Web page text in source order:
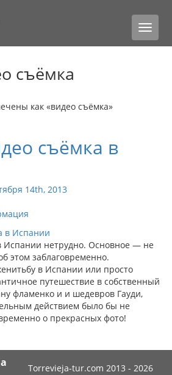
Toggle
съёмка
как «видео съёмка»
съёмка в
14th, 2013
Испании нетрудно. Основное — не
этом заблаговременно.
в Испании или просто
путешествие в собственный
фламенко и и шедевров Гауди,
действием было бы не
о прекрасных фото!
Torrevieja-tur.com 2013 - 2026